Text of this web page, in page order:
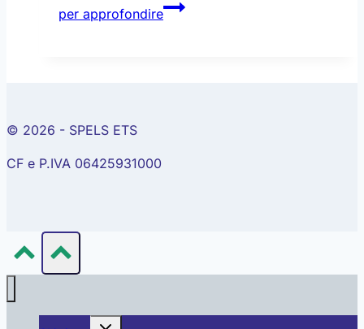
per approfondire
L’eredità
della
© 2026 - SPELS ETS
CF e P.IVA 06425931000
Alterna